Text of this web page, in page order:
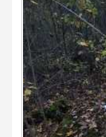
Фотоконкурс
Видео 2020
Фотоконкурс
Фотоконкурс
Фотоконкурс
Фотоконкурс